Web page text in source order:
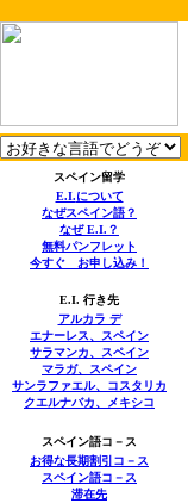
スペイン留学
E.I.について
なぜスペイン語？
なぜE.I. ？
無料パンフレット
今すぐ お申し込み！
E.I. 行き先
アルカラ デ
エナーレス、スペイン
サラマンカ、スペイン
マラガ、スペイン
サンラファエル、コスタリカ
クエルナバカ、メキシコ
スペイン語コ－ス
お得な長期割引コ－ス
スペイン語コ－ス
滞在先